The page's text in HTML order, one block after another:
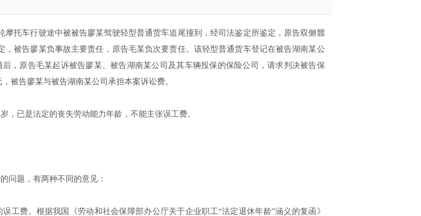
摩托车行驶途中被被告廖某驾驶轻型普通货车追尾撞到，经司法鉴定所鉴定，原告双侧髋
，被告廖某负事故主要责任，原告毛某负次要责任。该轻型普通货车登记在被告湖南某公
，原告毛某起诉被告廖某、被告湖南某公司及其车辆投保的保险公司，请求判决被告保
被告廖某与被告湖南某公司承担本案诉讼费。
，已是法定的丧失劳动能力年龄，不能主张误工费。
问题，有两种不同的意见：
工费。根据我国《劳动和社会保障部办公厅关于企业职工“法定退休年龄”涵义的复函》